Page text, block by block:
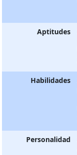
Aptitudes
Habilidades
Personalidad